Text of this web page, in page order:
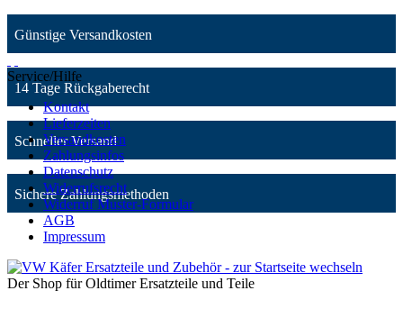
Günstige Versandkosten
14 Tage Rückgaberecht
Schneller Versand
Sichere Zahlungsmethoden
Service/Hilfe
Kontakt
Lieferzeiten
Versandkosten
Zahlungsinfos
Datenschutz
Widerrufsrecht
Widerruf Muster-Formular
AGB
Impressum
Der Shop für Oldtimer Ersatzteile und Teile